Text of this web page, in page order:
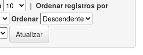
| Ordenar registros por
Ordenar